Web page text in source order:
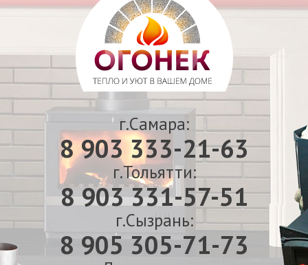
г.Самара:
8 903 333-21-63
г.Тольятти:
8 903 331-57-51
г.Сызрань:
8 905 305-71-73